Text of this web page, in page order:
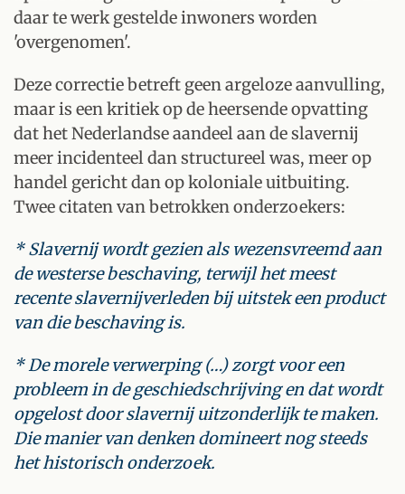
daar te werk gestelde inwoners worden
'overgenomen'.
Deze correctie betreft geen argeloze aanvulling,
maar is een kritiek op de heersende opvatting
dat het Nederlandse aandeel aan de slavernij
meer incidenteel dan structureel was, meer op
handel gericht dan op koloniale uitbuiting.
Twee citaten van betrokken onderzoekers:
* Slavernij wordt gezien als wezensvreemd aan
de westerse beschaving, terwijl het meest
recente slavernijverleden bij uitstek een product
van die beschaving is.
* De morele verwerping (…) zorgt voor een
probleem in de geschiedschrijving en dat wordt
opgelost door slavernij uitzonderlijk te maken.
Die manier van denken domineert nog steeds
het historisch onderzoek.